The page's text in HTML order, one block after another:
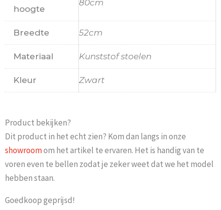
hoogte
80cm
Breedte 52cm
Materiaal Kunststof stoelen
Kleur Zwart
Product bekijken?
Dit product in het echt zien? Kom dan langs in onze
showroomom het artikel te ervaren. Het is handig van te
voren even te bellen zodat je zeker weet dat we het model
hebben staan.
Goedkoop geprijsd!